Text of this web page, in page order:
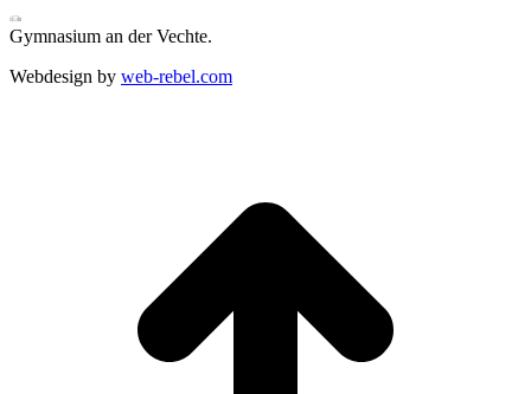
Gymnasium an der Vechte.
Webdesign by web-rebel.com